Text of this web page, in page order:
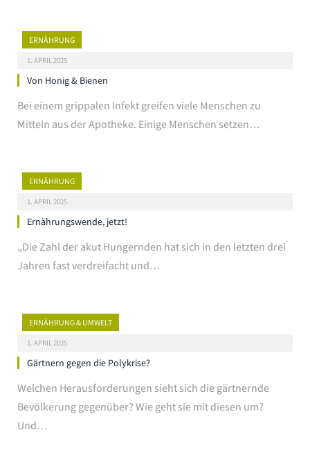
ERNÄHRUNG
1. APRIL 2025
Von Honig & Bienen
Bei einem grippalen Infekt greifen viele Menschen zu
Mitteln aus der Apotheke. Einige Menschen setzen…
ERNÄHRUNG
1. APRIL 2025
Ernährungswende, jetzt!
„Die Zahl der akut Hungernden hat sich in den letzten drei
Jahren fast verdreifacht und…
ERNÄHRUNG & UMWELT
1. APRIL 2025
Gärtnern gegen die Polykrise?
Welchen Herausforderungen sieht sich die gärtnernde
Bevölkerung gegenüber? Wie geht sie mit diesen um?
Und…